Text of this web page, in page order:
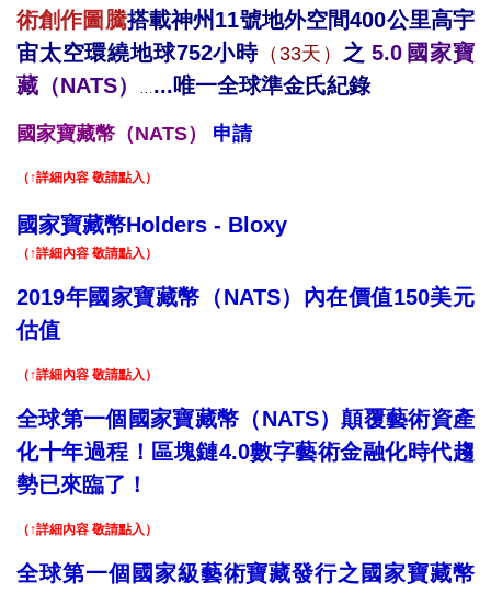
術創作圖騰搭載神州11號地外空間400公里高宇
宙太空環繞地球752小時（33天） 之 5.0 國家寶
藏（NATS）
…...唯一全球準金氏紀錄
國家寶藏幣（NATS） 申請
（↑詳細內容 敬請點入）
國家寶藏幣Holders - Bloxy
（↑詳細內容 敬請點入）
2019年國家寶藏幣（NATS）內在價值150美元
估值
（↑詳細內容 敬請點入）
全球第一個國家寶藏幣（NATS）顛覆藝術資產
化十年過程！區塊鏈4.0數字藝術金融化時代趨
勢已來臨了！
（↑詳細內容 敬請點入）
全球第一個國家級藝術寶藏發行之國家寶藏幣